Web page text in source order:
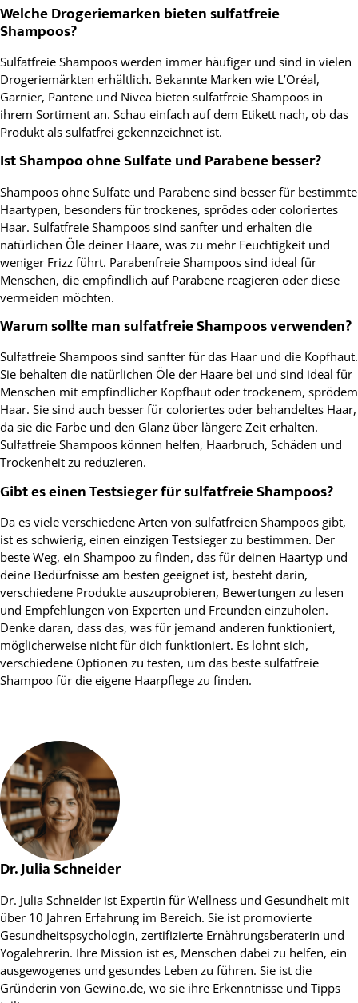
Welche Drogeriemarken bieten sulfatfreie
Shampoos?
Sulfatfreie Shampoos werden immer häufiger und sind in vielen
Drogeriemärkten erhältlich. Bekannte Marken wie L’Oréal,
Garnier, Pantene und Nivea bieten sulfatfreie Shampoos in
ihrem Sortiment an. Schau einfach auf dem Etikett nach, ob das
Produkt als sulfatfrei gekennzeichnet ist.
Ist Shampoo ohne Sulfate und Parabene besser?
Shampoos ohne Sulfate und Parabene sind besser für bestimmte
Haartypen, besonders für trockenes, sprödes oder coloriertes
Haar. Sulfatfreie Shampoos sind sanfter und erhalten die
natürlichen Öle deiner Haare, was zu mehr Feuchtigkeit und
weniger Frizz führt. Parabenfreie Shampoos sind ideal für
Menschen, die empfindlich auf Parabene reagieren oder diese
vermeiden möchten.
Warum sollte man sulfatfreie Shampoos verwenden?
Sulfatfreie Shampoos sind sanfter für das Haar und die Kopfhaut.
Sie behalten die natürlichen Öle der Haare bei und sind ideal für
Menschen mit empfindlicher Kopfhaut oder trockenem, sprödem
Haar. Sie sind auch besser für coloriertes oder behandeltes Haar,
da sie die Farbe und den Glanz über längere Zeit erhalten.
Sulfatfreie Shampoos können helfen, Haarbruch, Schäden und
Trockenheit zu reduzieren.
Gibt es einen Testsieger für sulfatfreie Shampoos?
Da es viele verschiedene Arten von sulfatfreien Shampoos gibt,
ist es schwierig, einen einzigen Testsieger zu bestimmen. Der
beste Weg, ein Shampoo zu finden, das für deinen Haartyp und
deine Bedürfnisse am besten geeignet ist, besteht darin,
verschiedene Produkte auszuprobieren, Bewertungen zu lesen
und Empfehlungen von Experten und Freunden einzuholen.
Denke daran, dass das, was für jemand anderen funktioniert,
möglicherweise nicht für dich funktioniert. Es lohnt sich,
verschiedene Optionen zu testen, um das beste sulfatfreie
Shampoo für die eigene Haarpflege zu finden.
Dr. Julia Schneider
Dr. Julia Schneider ist Expertin für Wellness und Gesundheit mit
über 10 Jahren Erfahrung im Bereich. Sie ist promovierte
Gesundheitspsychologin, zertifizierte Ernährungsberaterin und
Yogalehrerin. Ihre Mission ist es, Menschen dabei zu helfen, ein
ausgewogenes und gesundes Leben zu führen. Sie ist die
Gründerin von Gewino.de, wo sie ihre Erkenntnisse und Tipps